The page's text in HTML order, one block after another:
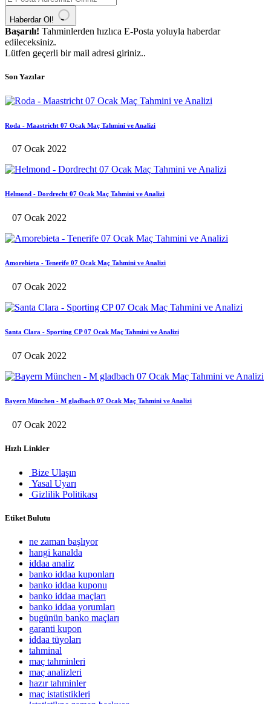
Haberdar Ol!
Başarılı! Tahminlerden hızlıca E-Posta yoluyla haberdar
edileceksiniz.
Lütfen geçerli bir mail adresi giriniz..
Son Yazılar
Roda - Maastricht 07 Ocak Maç Tahmini ve Analizi
07 Ocak 2022
Helmond - Dordrecht 07 Ocak Maç Tahmini ve Analizi
07 Ocak 2022
Amorebieta - Tenerife 07 Ocak Maç Tahmini ve Analizi
07 Ocak 2022
Santa Clara - Sporting CP 07 Ocak Maç Tahmini ve Analizi
07 Ocak 2022
Bayern München - M gladbach 07 Ocak Maç Tahmini ve Analizi
07 Ocak 2022
Hızlı Linkler
Bize Ulaşın
Yasal Uyarı
Gizlilik Politikası
Etiket Bulutu
ne zaman başlıyor
hangi kanalda
iddaa analiz
banko iddaa kuponları
banko iddaa kuponu
banko iddaa maçları
banko iddaa yorumları
bugünün banko maçları
garanti kupon
iddaa tüyoları
tahminal
maç tahminleri
maç analizleri
hazır tahminler
maç istatistikleri